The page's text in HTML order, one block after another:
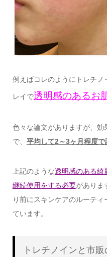
例えばコレのようにトレチノ
レイで透明感のあるお
色々な論文がありますが、効
で、 平均して2～3ヶ月程度
上記のような透明感のある綺
継続使用をする必要がありま
り前にスキンケアのルーテ
ています。
トレチノインと市